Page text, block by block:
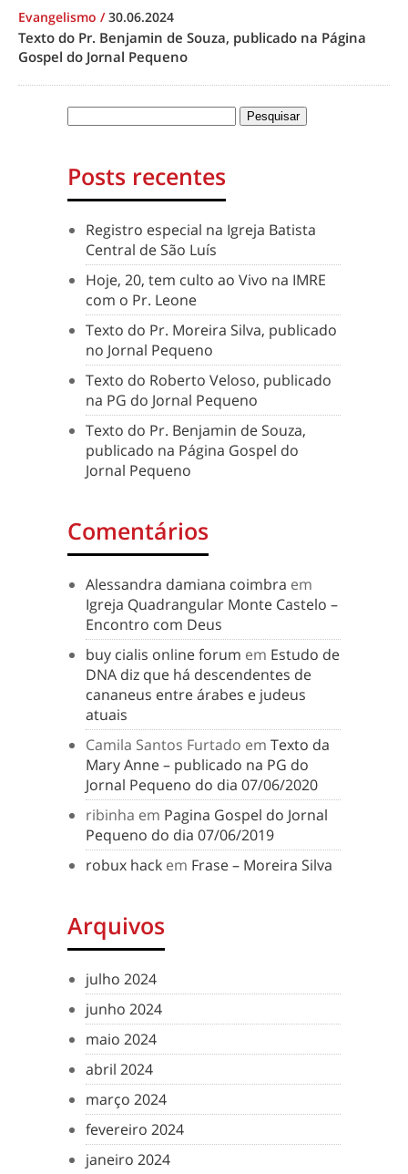
Evangelismo /30.06.2024
Texto do Pr. Benjamin de Souza, publicado na Página
Gospel do Jornal Pequeno
Posts recentes
Registro especial na Igreja Batista
Central de São Luís
Hoje, 20, tem culto ao Vivo na IMRE
com o Pr. Leone
Texto do Pr. Moreira Silva, publicado
no Jornal Pequeno
Texto do Roberto Veloso, publicado
na PG do Jornal Pequeno
Texto do Pr. Benjamin de Souza,
publicado na Página Gospel do
Jornal Pequeno
Comentários
Alessandra damiana coimbra em
Igreja Quadrangular Monte Castelo –
Encontro com Deus
buy cialis online forum em Estudo de
DNA diz que há descendentes de
cananeus entre árabes e judeus
atuais
Camila Santos Furtado em Texto da
Mary Anne – publicado na PG do
Jornal Pequeno do dia 07/06/2020
ribinha em Pagina Gospel do Jornal
Pequeno do dia 07/06/2019
robux hack em Frase – Moreira Silva
Arquivos
julho 2024
junho 2024
maio 2024
abril 2024
março 2024
fevereiro 2024
janeiro 2024